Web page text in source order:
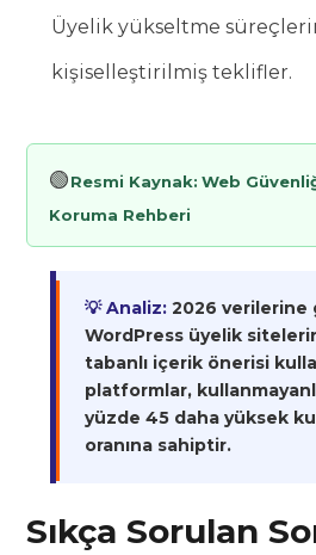
Üyelik yükseltme
kişiselleştirilmiş teklifler.
🟢Resmi Kaynak: Web
Koruma Rehberi
💡 Analiz: 2026 verilerine
WordPress üyelik
tabanlı içerik önerisi
platformlar,
yüzde 45 daha yüksek
oranına sahiptir.
Sıkça Sorulan